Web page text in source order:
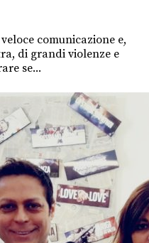
comunicazione e,
di grandi violenze e
se...